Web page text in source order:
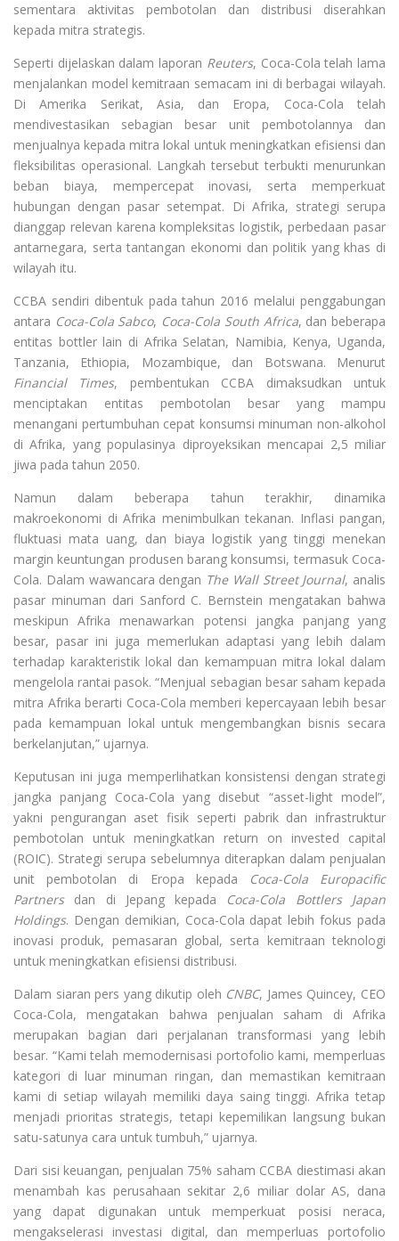
sementara aktivitas pembotolan dan distribusi diserahkan
kepada mitra strategis.
Seperti dijelaskan dalam laporan Reuters, Coca-Cola telah lama
menjalankan model kemitraan semacam ini di berbagai wilayah.
Di Amerika Serikat, Asia, dan Eropa, Coca-Cola telah
mendivestasikan sebagian besar unit pembotolannya dan
menjualnya kepada mitra lokal untuk meningkatkan efisiensi dan
fleksibilitas operasional. Langkah tersebut terbukti menurunkan
beban biaya, mempercepat inovasi, serta memperkuat
hubungan dengan pasar setempat. Di Afrika, strategi serupa
dianggap relevan karena kompleksitas logistik, perbedaan pasar
antarnegara, serta tantangan ekonomi dan politik yang khas di
wilayah itu.
CCBA sendiri dibentuk pada tahun 2016 melalui penggabungan
antara Coca-Cola Sabco, Coca-Cola South Africa, dan beberapa
entitas bottler lain di Afrika Selatan, Namibia, Kenya, Uganda,
Tanzania, Ethiopia, Mozambique, dan Botswana. Menurut
Financial Times, pembentukan CCBA dimaksudkan untuk
menciptakan entitas pembotolan besar yang mampu
menangani pertumbuhan cepat konsumsi minuman non-alkohol
di Afrika, yang populasinya diproyeksikan mencapai 2,5 miliar
jiwa pada tahun 2050.
Namun dalam beberapa tahun terakhir, dinamika
makroekonomi di Afrika menimbulkan tekanan. Inflasi pangan,
fluktuasi mata uang, dan biaya logistik yang tinggi menekan
margin keuntungan produsen barang konsumsi, termasuk Coca-
Cola. Dalam wawancara dengan The Wall Street Journal, analis
pasar minuman dari Sanford C. Bernstein mengatakan bahwa
meskipun Afrika menawarkan potensi jangka panjang yang
besar, pasar ini juga memerlukan adaptasi yang lebih dalam
terhadap karakteristik lokal dan kemampuan mitra lokal dalam
mengelola rantai pasok. “Menjual sebagian besar saham kepada
mitra Afrika berarti Coca-Cola memberi kepercayaan lebih besar
pada kemampuan lokal untuk mengembangkan bisnis secara
berkelanjutan,” ujarnya.
Keputusan ini juga memperlihatkan konsistensi dengan strategi
jangka panjang Coca-Cola yang disebut “asset-light model”,
yakni pengurangan aset fisik seperti pabrik dan infrastruktur
pembotolan untuk meningkatkan return on invested capital
(ROIC). Strategi serupa sebelumnya diterapkan dalam penjualan
unit pembotolan di Eropa kepada
Coca-Cola Europacific
Partnersdan di Jepang kepada Coca-Cola Bottlers Japan
Holdings. Dengan demikian, Coca-Cola dapat lebih fokus pada
inovasi produk, pemasaran global, serta kemitraan teknologi
untuk meningkatkan efisiensi distribusi.
Dalam siaran pers yang dikutip oleh CNBC, James Quincey, CEO
Coca-Cola, mengatakan bahwa penjualan saham di Afrika
merupakan bagian dari perjalanan transformasi yang lebih
besar. “Kami telah memodernisasi portofolio kami, memperluas
kategori di luar minuman ringan, dan memastikan kemitraan
kami di setiap wilayah memiliki daya saing tinggi. Afrika tetap
menjadi prioritas strategis, tetapi kepemilikan langsung bukan
satu-satunya cara untuk tumbuh,” ujarnya.
Dari sisi keuangan, penjualan 75% saham CCBA diestimasi akan
menambah kas perusahaan sekitar 2,6 miliar dolar AS, dana
yang dapat digunakan untuk memperkuat posisi neraca,
mengakselerasi investasi digital, dan memperluas portofolio